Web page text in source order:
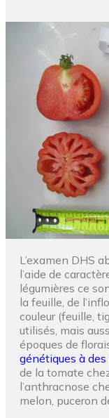
L’examen DHS
l’aide de
légumières ce
la feuille, de
couleur (feuille,
utilisés, mais
époques de
génétiques à
de la tomate
l’anthracnose
melon, puceron